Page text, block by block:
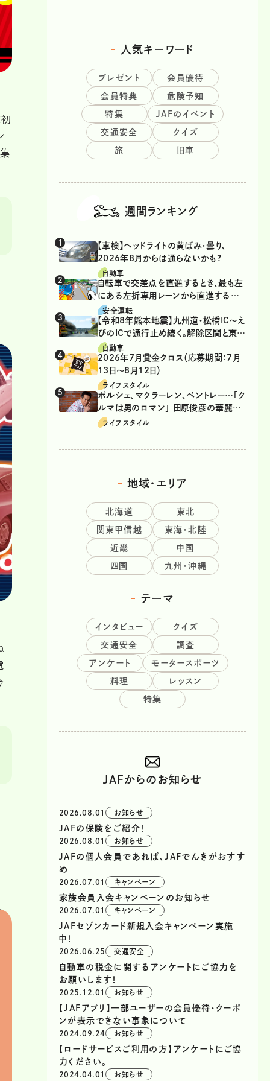
初
人気キーワード
プレゼント 会員優待
会員特典 危険予知
特集 JAFのイベント
交通安全 クイズ
旅 旧車
週間ランキング
【車検】ヘッドライトの黄ばみ・曇り、
2026年8月からは通らないかも?
自動車
自転車で交差点を直進するとき、最も左
にある左折専用レーンから直進するの
は、違反？
安全運転
【令和8年熊本地震】九州道・松橋IC～え
びのICで通行止め続く。解除区間と東九
州道の迂回ルート
自動車
2026年7月賞金クロス（応募期間：7月
13日～8月12日）
ライフスタイル
ポルシェ、マクラーレン、ベントレー…「ク
ルマは男のロマン」 田原俊彦の華麗な
る愛車遍歴
ライフスタイル
地域・エリア
北海道 東北
関東甲信越 東海・北陸
近畿 中国
四国 九州・沖縄
テーマ
インタビュー クイズ
交通安全 調査
アンケート モータースポーツ
料理 レッスン
特集
JAFからのお知らせ
2026.08.01 お知らせ
JAFの保険をご紹介！
2026.08.01 お知らせ
JAFの個人会員であれば、JAFでんきがおすす
め
2026.07.01 キャンペーン
家族会員入会キャンペーンのお知らせ
2026.07.01 キャンペーン
JAFセゾンカード新規入会キャンペーン実施
中！
2026.06.25 交通安全
自動車の税金に関するアンケートにご協力を
お願いします！
2025.12.01 お知らせ
【JAFアプリ】一部ユーザーの会員優待・クーポ
ンが表示できない事象について
2024.09.24 お知らせ
【ロードサービスご利用の方】アンケートにご協
力ください。
2024.04.01 お知らせ